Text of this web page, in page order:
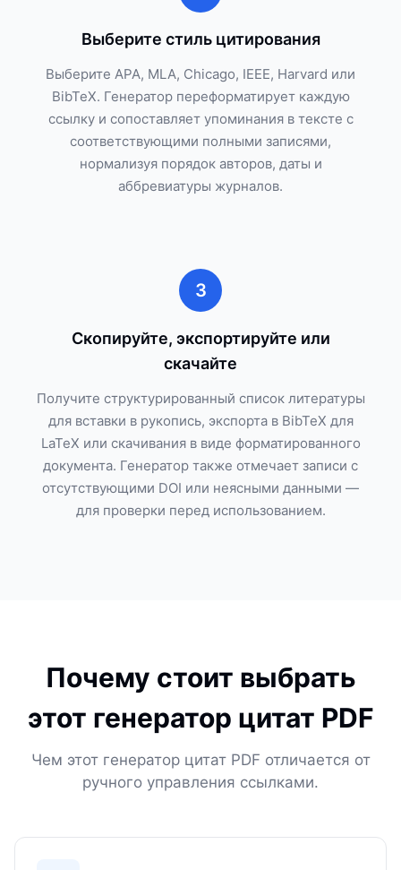
Выберите стиль цитирования
Выберите APA, MLA, Chicago, IEEE, Harvard или
BibTeX. Генератор переформатирует каждую
ссылку и сопоставляет упоминания в тексте с
соответствующими полными записями,
нормализуя порядок авторов, даты и
аббревиатуры журналов.
3
Скопируйте, экспортируйте или
скачайте
Получите структурированный список литературы
для вставки в рукопись, экспорта в BibTeX для
LaTeX или скачивания в виде форматированного
документа. Генератор также отмечает записи с
отсутствующими DOI или неясными данными —
для проверки перед использованием.
Почему стоит выбрать
этот генератор цитат PDF
Чем этот генератор цитат PDF отличается от
ручного управления ссылками.